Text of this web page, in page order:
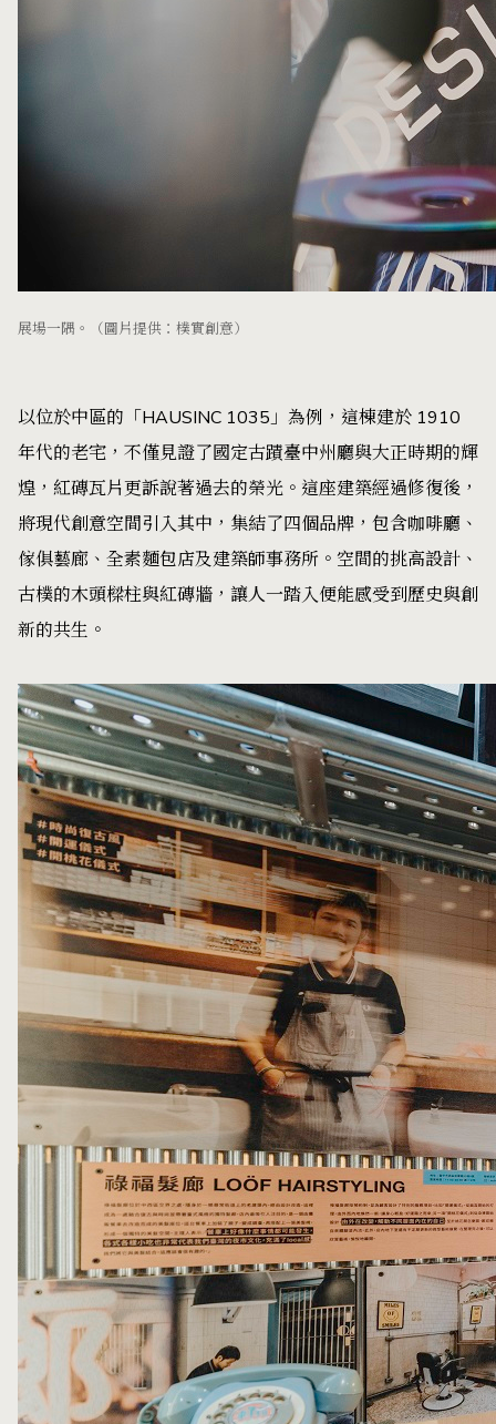
展場一隅。（圖片提供：樸實創意）
以位於中區的「HAUSINC 1035」為例，這棟建於 1910
年代的老宅，不僅見證了國定古蹟臺中州廳與大正時期的輝
煌，紅磚瓦片更訴說著過去的榮光。這座建築經過修復後，
將現代創意空間引入其中，集結了四個品牌，包含咖啡廳、
傢俱藝廊、全素麵包店及建築師事務所。空間的挑高設計、
古樸的木頭樑柱與紅磚牆，讓人一踏入便能感受到歷史與創
新的共生。